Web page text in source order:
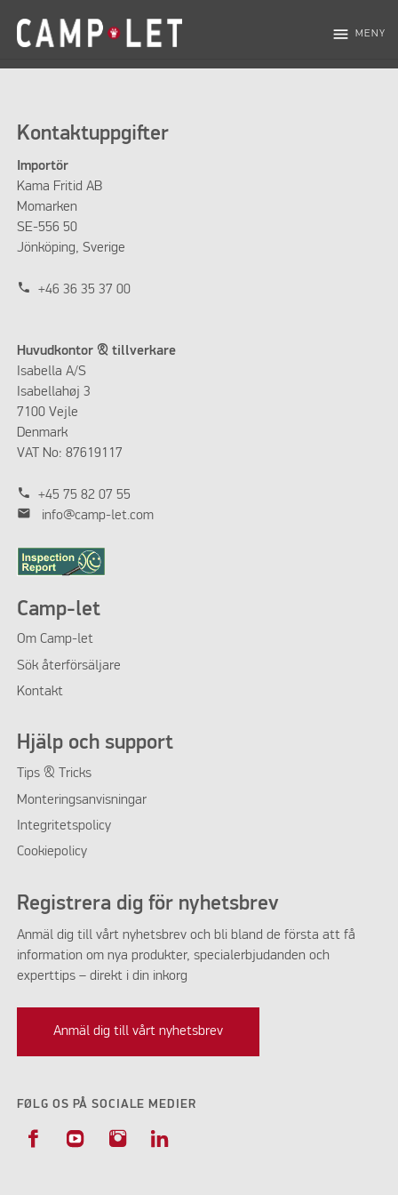
menu MENY
Kontaktuppgifter
Importör
Kama Fritid AB
Momarken
SE-556 50
Jönköping, Sverige
phone +46 36 35 37 00
Huvudkontor & tillverkare
Isabella A/S
Isabellahøj 3
7100 Vejle
Denmark
VAT No: 87619117
phone +45 75 82 07 55
mail info@camp-let.com
Camp-let
Om Camp-let
Sök återförsäljare
Kontakt
Hjälp och support
Tips & Tricks
Monteringsanvisningar
Integritetspolicy
Cookiepolicy
Registrera dig för nyhetsbrev
Anmäl dig till vårt nyhetsbrev och bli bland de första att få
information om nya produkter, specialerbjudanden och
experttips – direkt i din inkorg
Anmäl dig till vårt nyhetsbrev
FØLG OS PÅ SOCIALE MEDIER